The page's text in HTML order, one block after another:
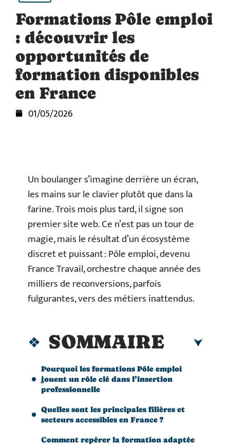
Formations Pôle emploi
: découvrir les
opportunités de
formation disponibles
en France
01/05/2026
Un boulanger s’imagine derrière un écran,
les mains sur le clavier plutôt que dans la
farine. Trois mois plus tard, il signe son
premier site web. Ce n’est pas un tour de
magie, mais le résultat d’un écosystème
discret et puissant : Pôle emploi, devenu
France Travail, orchestre chaque année des
milliers de reconversions, parfois
fulgurantes, vers des métiers inattendus.
SOMMAIRE
Pourquoi les formations Pôle emploi
jouent un rôle clé dans l’insertion
professionnelle
Quelles sont les principales filières et
secteurs accessibles en France ?
Comment repérer la formation adaptée